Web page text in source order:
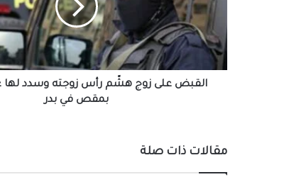
زوجته
وسدد
لها
عدة
طعناتالقبض على زوج هشّم رأس زوجته وسدد لها
بمقص في بدر
مقالات ذات صلة